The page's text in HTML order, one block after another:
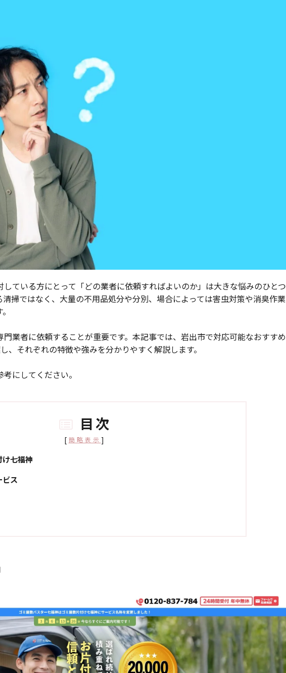
ている方にとって「どの業者に依頼すればよいのか」は大きな悩みのひとつ
掃ではなく、大量の不用品処分や分別、場合によっては害虫対策や消臭作業
業者に依頼することが重要です。本記事では、岩出市で対応可能なおすすめ
、それぞれの特徴や強みを分かりやすく解説します。
にしてください。
目次
[ 簡略表示 ]
け七福神
ビス